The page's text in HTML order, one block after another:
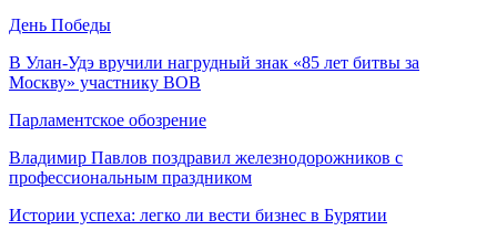
День Победы
В Улан-Удэ вручили нагрудный знак «85 лет битвы за
Москву» участнику ВОВ
Парламентское обозрение
Владимир Павлов поздравил железнодорожников с
профессиональным праздником
Истории успеха: легко ли вести бизнес в Бурятии